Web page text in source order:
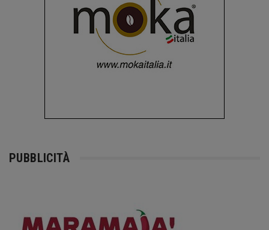
PUBBLICITÀ